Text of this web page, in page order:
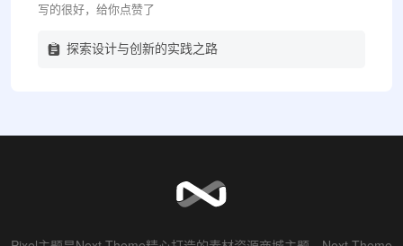
写的很好，给你点赞了
探索设计与创新的实践之路